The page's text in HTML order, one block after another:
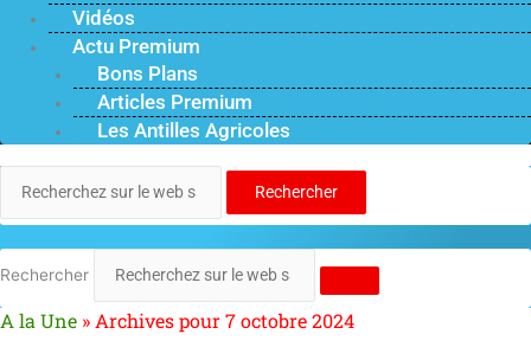
Vidéos
Actu Premium
Bons Plans
Articles Premium
Les Antilles Agricoles
Rechercher
Rechercher
A la Une »Archives pour 7 octobre 2024